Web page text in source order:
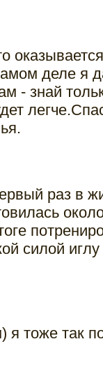
деле я
- знай
раз в
силой иглу
я тоже так